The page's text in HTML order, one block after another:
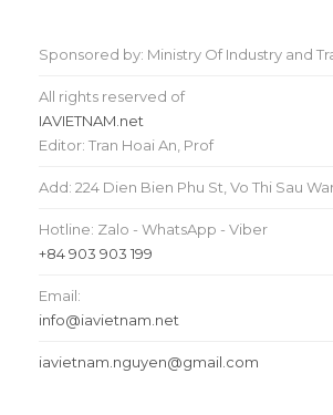
Sponsored by: Ministry Of Industry and
All rights reserved of
IAVIETNAM.net
Editor: Tran Hoai An, Prof
Add: 224 Dien Bien Phu St, Vo Thi Sau
Hotline: Zalo - WhatsApp - Viber
+84 903 903 199
Email:
info@iavietnam.net
iavietnam.nguyen@gmail.com